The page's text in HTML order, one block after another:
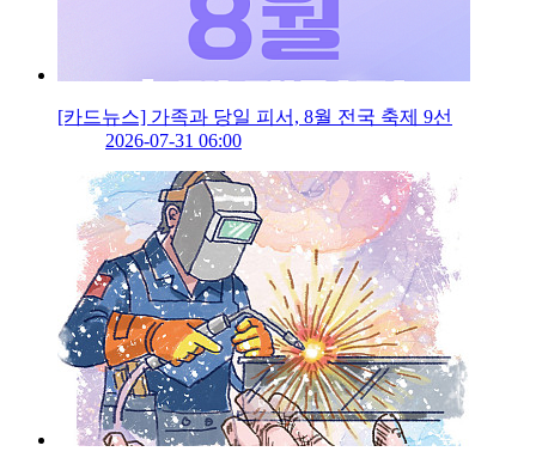
[카드뉴스] 가족과 당일 피서, 8월 전국 축제 9선
2026-07-31 06:00